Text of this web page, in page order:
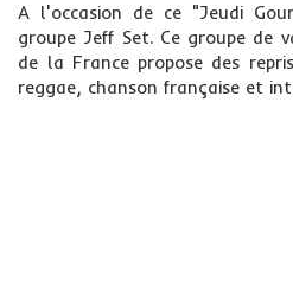
A l'occasion de ce "Jeudi
groupe Jeff Set. Ce groupe de
de la France propose des
reggae, chanson française et